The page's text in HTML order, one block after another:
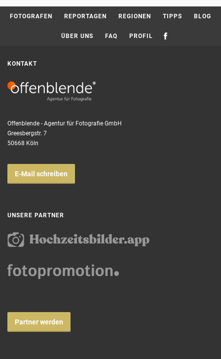
FOTOGRAFEN REPORTAGEN REGIONEN TIPPS BLOG
ÜBER UNS FAQ PROFIL
KONTAKT
Offenblende - Agentur für Fotografie GmbH
Greesbergstr. 7
50668 Köln
E-Mail schreiben
UNSERE PARTNER
Partner werden